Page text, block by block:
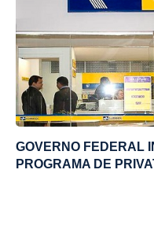
GOVERNO FEDERAL
PROGRAMA DE